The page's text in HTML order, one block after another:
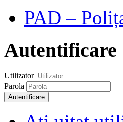
PAD –
Autentificare
Utilizator
Parola
Autentificare